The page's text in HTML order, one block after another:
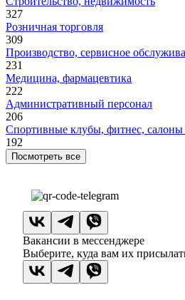
327
Розничная торговля
309
Производство, сервисное
231
Медицина, фармацевтика
222
Административный персонал
206
Спортивные клубы, фитнес, салоны
192
Посмотреть все
Вакансии в мессенджере
Выберите, куда вам их